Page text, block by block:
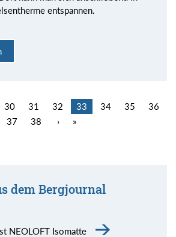
entspannen.
30 31 32 33 34 35
36
37
38 › »
dem Bergjournal
NEOLOFT Isomatte